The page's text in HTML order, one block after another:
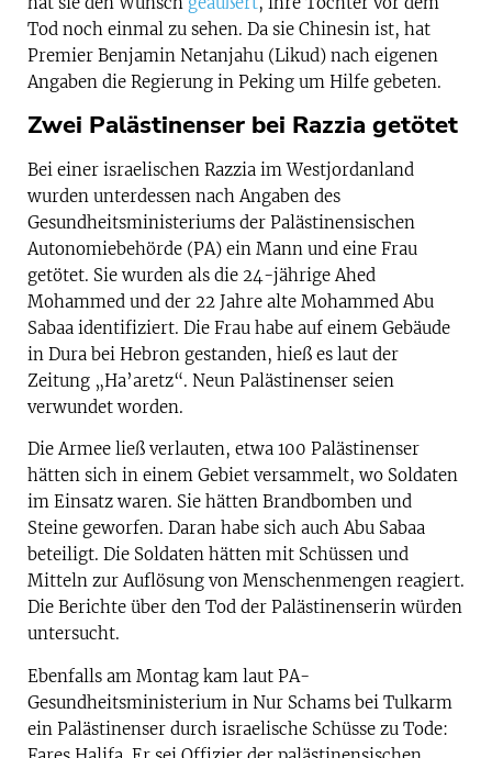
Tod noch einmal zu sehen. Da sie Chinesin ist, hat
Premier Benjamin Netanjahu (Likud) nach eigenen
Angaben die Regierung in Peking um Hilfe gebeten.
Zwei Palästinenser bei Razzia getötet
Bei einer israelischen Razzia im Westjordanland
wurden unterdessen nach Angaben des
Gesundheitsministeriums der Palästinensischen
Autonomiebehörde (PA) ein Mann und eine Frau
getötet. Sie wurden als die 24-jährige Ahed
Mohammed und der 22 Jahre alte Mohammed Abu
Sabaa identifiziert. Die Frau habe auf einem Gebäude
in Dura bei Hebron gestanden, hieß es laut der
Zeitung „Ha’aretz“. Neun Palästinenser seien
verwundet worden.
Die Armee ließ verlauten, etwa 100 Palästinenser
hätten sich in einem Gebiet versammelt, wo Soldaten
im Einsatz waren. Sie hätten Brandbomben und
Steine geworfen. Daran habe sich auch Abu Sabaa
beteiligt. Die Soldaten hätten mit Schüssen und
Mitteln zur Auflösung von Menschenmengen reagiert.
Die Berichte über den Tod der Palästinenserin würden
untersucht.
Ebenfalls am Montag kam laut PA-
Gesundheitsministerium in Nur Schams bei Tulkarm
ein Palästinenser durch israelische Schüsse zu Tode: